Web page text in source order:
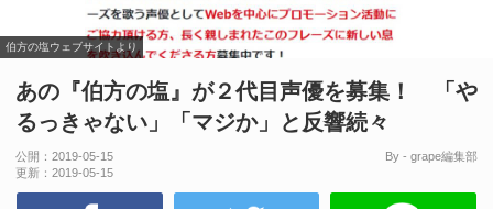
伯方の塩ウェブサイトより
あの『伯方の塩』が２代目声優を募集！ 「や
るっきゃない」「マジか」と反響続々
公開： 2019-05-15
更新： 2019-05-15
By - grape編集部